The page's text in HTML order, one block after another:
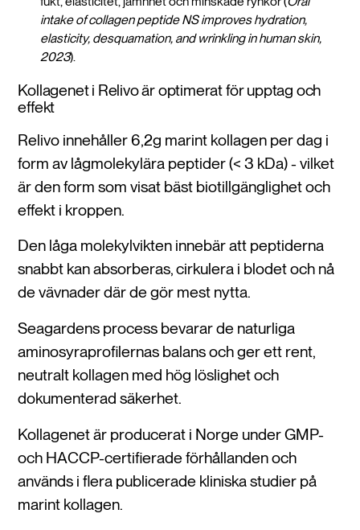
intake of collagen peptide NS improves hydration,
elasticity, desquamation, and wrinkling in human skin,
2023).
Kollagenet i Relivo är optimerat för upptag och
effekt
Relivo innehåller 6,2g marint kollagen per dag i
form av lågmolekylära peptider (< 3 kDa) - vilket
är den form som visat bäst biotillgänglighet och
effekt i kroppen.
Den låga molekylvikten innebär att peptiderna
snabbt kan absorberas, cirkulera i blodet och nå
de vävnader där de gör mest nytta.
Seagardens process bevarar de naturliga
aminosyraprofilernas balans och ger ett rent,
neutralt kollagen med hög löslighet och
dokumenterad säkerhet.
Kollagenet är producerat i Norge under GMP-
och HACCP-certifierade förhållanden och
används i flera publicerade kliniska studier på
marint kollagen.